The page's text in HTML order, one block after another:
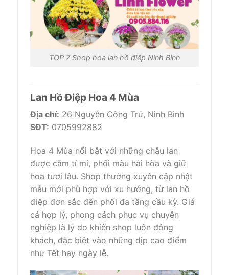
TOP 7 Shop hoa lan hồ điệp Ninh Bình
Lan Hồ Điệp Hoa 4 Mùa
Địa chỉ: 26 Nguyễn Công Trứ, Ninh Bình
SĐT: 0705992882
Hoa 4 Mùa nổi bật với những chậu lan
được cắm tỉ mỉ, phối màu hài hòa và giữ
hoa tươi lâu. Shop thường xuyên cập nhật
mẫu mới phù hợp với xu hướng, từ lan hồ
điệp đơn sắc đến phối đa tầng cầu kỳ. Giá
cả hợp lý, phong cách phục vụ chuyên
nghiệp là lý do khiến shop luôn đông
khách, đặc biệt vào những dịp cao điểm
như Tết hay ngày lễ.